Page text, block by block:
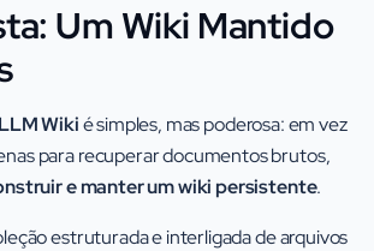
Um Wiki Mantido
LLM Wikié simples, mas poderosa: em vez
para recuperar documentos brutos,
e manter um wiki persistente.
estruturada e interligada de arquivos